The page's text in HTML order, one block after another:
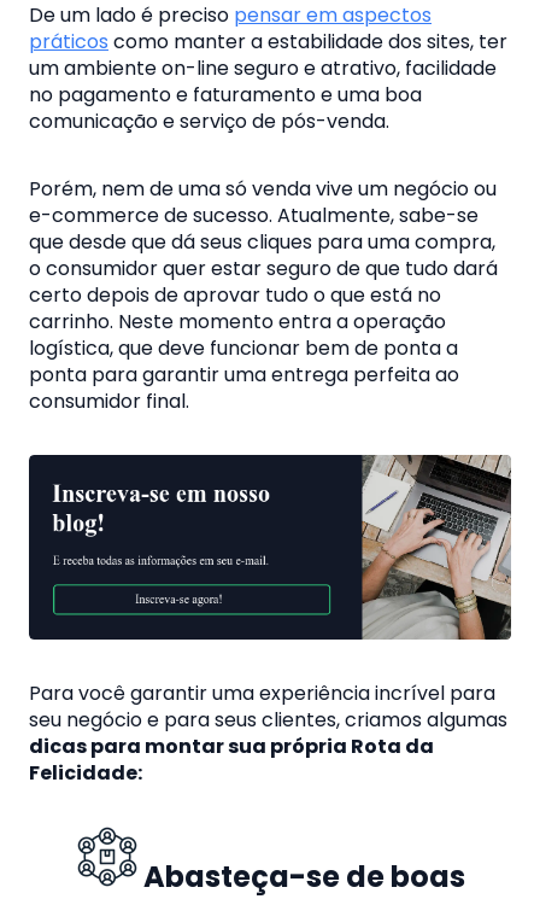
De um lado é preciso pensar em aspectos
práticos como manter a estabilidade dos sites, ter
um ambiente on-line seguro e atrativo, facilidade
no pagamento e faturamento e uma boa
comunicação e serviço de pós-venda.
Porém, nem de uma só venda vive um negócio ou
e-commercede sucesso. Atualmente, sabe-se
que desde que dá seus cliques para uma compra,
o consumidor quer estar seguro de que tudo dará
certo depois de aprovar tudo o que está no
carrinho. Neste momento entra a operação
logística, que deve funcionar bem de ponta a
ponta para garantir uma entrega perfeita ao
consumidor final.
Para você garantir uma experiência incrível para
seu negócio e para seus clientes, criamos algumas
dicas para montar sua própria Rota da
Felicidade:
Abasteça-se de boas